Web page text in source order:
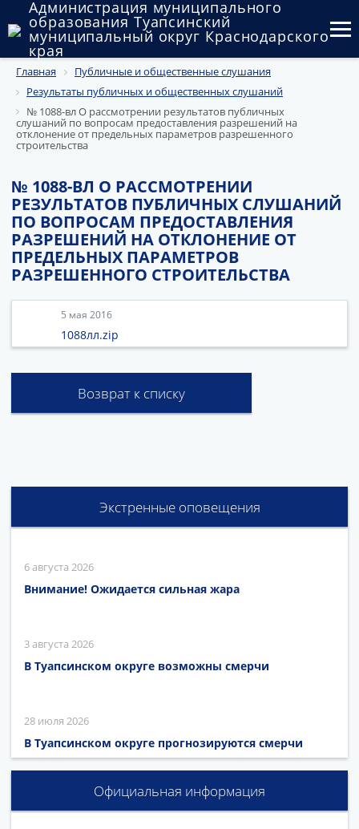
Администрация муниципального
образования Туапсинский
муниципальный округ Краснодарского
края
Округ
Администрация
Муниципальные закупки
Государственный и муниципальный контроль
Муниципальное имущество
Публичные слушания и общественные обсуждения
Главная
Публичные и общественные слушания
Результаты публичных и общественных слушаний
№ 1088-вл О рассмотрении результатов публичных
слушаний по вопросам предоставления разрешений на
отклонение от предельных параметров разрешенного
строительства
№ 1088-ВЛ О РАССМОТРЕНИИ
РЕЗУЛЬТАТОВ ПУБЛИЧНЫХ СЛУШАНИЙ
ПО ВОПРОСАМ ПРЕДОСТАВЛЕНИЯ
РАЗРЕШЕНИЙ НА ОТКЛОНЕНИЕ ОТ
ПРЕДЕЛЬНЫХ ПАРАМЕТРОВ
РАЗРЕШЕННОГО СТРОИТЕЛЬСТВА
5 мая 2016
1088лл.zip
Возврат к списку
Экстренные оповещения
6 августа 2026
Внимание! Ожидается сильная жара
3 августа 2026
В Туапсинском округе возможны смерчи
28 июля 2026
В Туапсинском округе прогнозируются смерчи
Официальная информация